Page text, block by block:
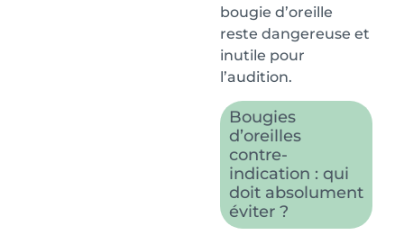
bougie d’oreille
reste dangereuse et
inutile pour
l’audition.
Bougies
d’oreilles
contre-
indication : qui
doit absolument
éviter ?